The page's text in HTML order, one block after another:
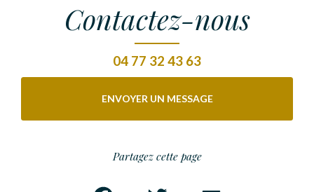
Contactez-nous
04 77 32 43 63
ENVOYER UN MESSAGE
Partagez cette page